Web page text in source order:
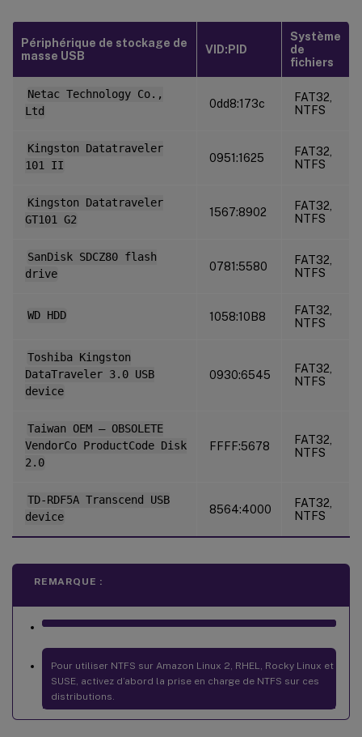
Périphérique de stockage de
masse USB
VID:PID
Système
de
fichiers
Netac Technology Co.,
Ltd
0dd8:173c
FAT32,
NTFS
Kingston Datatraveler
101 II
0951:1625
FAT32,
NTFS
Kingston Datatraveler
GT101 G2
1567:8902
FAT32,
NTFS
SanDisk SDCZ80 flash
drive
0781:5580
FAT32,
NTFS
WD HDD 1058:10B8
FAT32,
NTFS
Toshiba Kingston
DataTraveler 3.0 USB
device
0930:6545
FAT32,
NTFS
Taiwan OEM – OBSOLETE
VendorCo ProductCode Disk
2.0
FFFF:5678
FAT32,
NTFS
TD-RDF5A Transcend USB
device
8564:4000
FAT32,
NTFS
REMARQUE :
Pour utiliser NTFS sur Amazon Linux 2, RHEL, Rocky Linux et
SUSE, activez d’abord la prise en charge de NTFS sur ces
distributions.